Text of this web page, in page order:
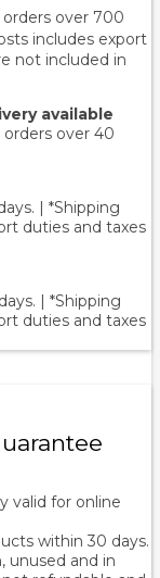
orders over 700
includes export
not included in
available
orders over 40
| *Shipping
duties and taxes
| *Shipping
duties and taxes
valid for online
within 30 days.
unused and in